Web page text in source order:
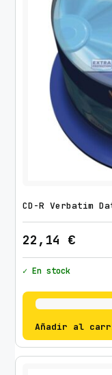
CD-R Verbatim
22,14 €
✓ En stock
Añadir al